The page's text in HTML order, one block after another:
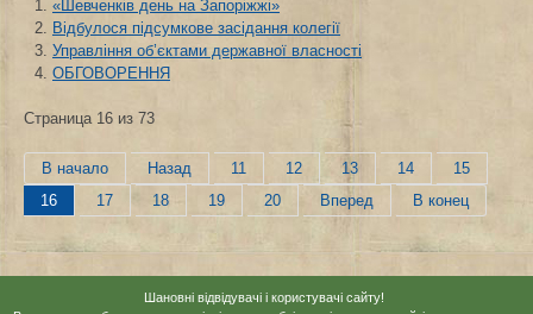
«Шевченків день на Запоріжжі»
Відбулося підсумкове засідання колегії
Управління об’єктами державної власності
ОБГОВОРЕННЯ
Страница 16 из 73
В начало Назад 11 12 13 14
15
16
17 18 19 20 Вперед В конец
Шановні відвідувачі і користувачі сайту!